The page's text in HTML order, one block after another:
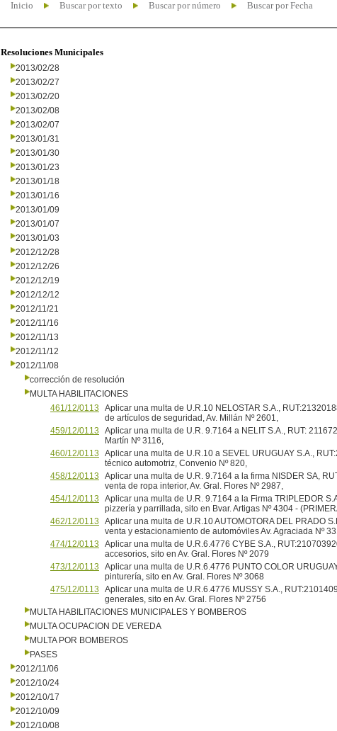
Inicio Buscar por texto Buscar por número Buscar por Fecha
Resoluciones Municipales
2013/02/28
2013/02/27
2013/02/20
2013/02/08
2013/02/07
2013/01/31
2013/01/30
2013/01/23
2013/01/18
2013/01/16
2013/01/09
2013/01/07
2013/01/03
2012/12/28
2012/12/26
2012/12/19
2012/12/12
2012/11/21
2012/11/16
2012/11/13
2012/11/12
2012/11/08
corrección de resolución
MULTA HABILITACIONES
461/12/0113
Aplicar una multa de U.R.10 NELOSTAR S.A.,
de artículos de seguridad, Av. Millán Nº 2601,
459/12/0113
Aplicar una multa de U.R. 9.7164 a NELIT S.A., RUT:
Martín Nº 3116,
460/12/0113
Aplicar una multa de U.R.10 a SEVEL URUGUAY S.A.,
técnico automotriz, Convenio Nº 820,
458/12/0113
Aplicar una multa de U.R. 9.7164 a la firma NISDER SA,
venta de ropa interior, Av. Gral. Flores Nº 2987,
454/12/0113
Aplicar una multa de U.R. 9.7164 a la Firma TRIPLEDOR
pizzería y parrillada, sito en Bvar. Artigas Nº 4304 -
462/12/0113
Aplicar una multa de U.R.10 AUTOMOTORA DEL PRADO
venta y estacionamiento de automóviles Av. Agraciada Nº
474/12/0113
Aplicar una multa de U.R.6.4776 CYBE S.A.,
accesorios, sito en Av. Gral. Flores Nº 2079
473/12/0113
Aplicar una multa de U.R.6.4776 PUNTO COLOR
pinturería, sito en Av. Gral. Flores Nº 3068
475/12/0113
Aplicar una multa de U.R.6.4776 MUSSY S.A.,
generales, sito en Av. Gral. Flores Nº 2756
MULTA HABILITACIONES MUNICIPALES Y BOMBEROS
MULTA OCUPACION DE VEREDA
MULTA POR BOMBEROS
PASES
2012/11/06
2012/10/24
2012/10/17
2012/10/09
2012/10/08